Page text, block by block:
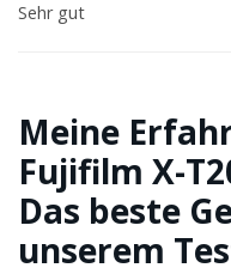
Sehr gut
Meine
Fujifilm X-
Das beste
unserem